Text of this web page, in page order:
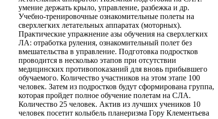
умение держать крыло, управление, разбежка и др.
Учебно-тренировочные ознакомительные полеты на
сверхлегких летательных аппаратах (моторных).
Практические упражнение азы обучения на сверхлегких
ЛА: отработка руления, ознакомительный полет без
вмешательства в управление. Подготовка подростков
проводится в несколько этапов при отсутствии
медицинских противопоказаний для вновь прибывшего
обучаемого. Количество участников на этом этапе 100
человек. Затем из подростков будут сформирована группа,
которая пройдет полное обучение полетам на СЛА.
Количество 25 человек. Актив из лучших учеников 10
человек посетит колыбель планеризма Гору Клементьева